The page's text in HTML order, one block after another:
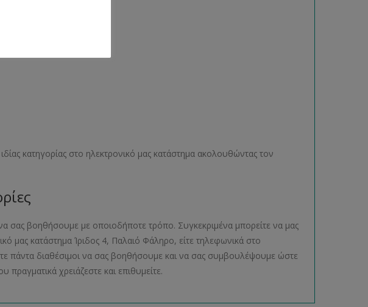
κατηγορίας στο ηλεκτρονικό μας κατάστημα ακολουθώντας τον
σας βοηθήσουμε με οποιοδήποτε τρόπο. Συγκεκριμένα μπορείτε να μας
μας κατάστημα Ίριδος 4, Παλαιό Φάληρο, είτε τηλεφωνικά στο
πάντα διαθέσιμοι να σας βοηθήσουμε και να σας συμβουλέψουμε ώστε
χρειάζεστε και επιθυμείτε.